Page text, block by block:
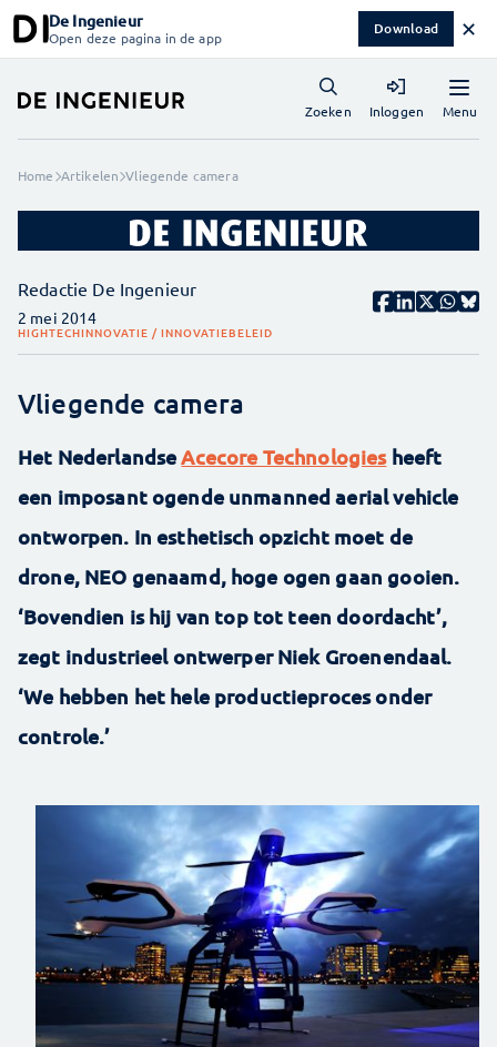
De Ingenieur
Open deze pagina in de app Download ✕
Menu
Zoeken Inloggen
Home Artikelen Vliegende camera
Redactie De Ingenieur
2 mei 2014
HIGHTECHINNOVATIE / INNOVATIEBELEID
Vliegende camera
Het NederlandseAcecore Technologiesheeft
een imposant ogende unmanned aerial vehicle
ontworpen. In esthetisch opzicht moet de
drone, NEO genaamd, hoge ogen gaan gooien.
‘Bovendien is hij van top tot teen doordacht’,
zegt industrieel ontwerper Niek Groenendaal.
‘We hebben het hele productieproces onder
controle.’